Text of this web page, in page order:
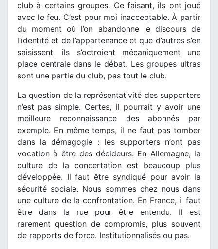
club à certains groupes. Ce faisant, ils ont joué
avec le feu. C’est pour moi inacceptable. À partir
du moment où l’on abandonne le discours de
l’identité et de l’appartenance et que d’autres s’en
saisissent, ils s’octroient mécaniquement une
place centrale dans le débat. Les groupes ultras
sont une partie du club, pas tout le club.
La question de la représentativité des supporters
n’est pas simple. Certes, il pourrait y avoir une
meilleure reconnaissance des abonnés par
exemple. En même temps, il ne faut pas tomber
dans la démagogie : les supporters n’ont pas
vocation à être des décideurs. En Allemagne, la
culture de la concertation est beaucoup plus
développée. Il faut être syndiqué pour avoir la
sécurité sociale. Nous sommes chez nous dans
une culture de la confrontation. En France, il faut
être dans la rue pour être entendu. Il est
rarement question de compromis, plus souvent
de rapports de force. Institutionnalisés ou pas.